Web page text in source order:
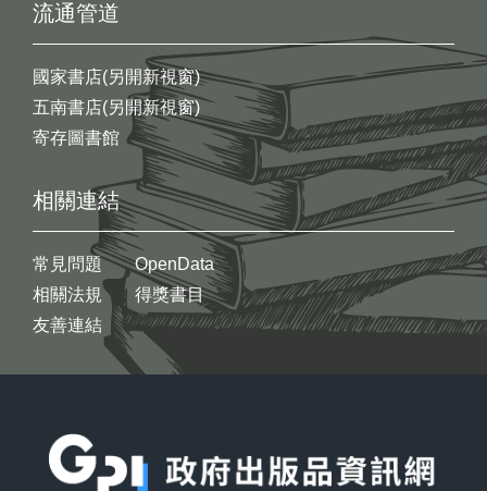
流通管道
國家書店(另開新視窗)
五南書店(另開新視窗)
寄存圖書館
相關連結
常見問題
相關法規
友善連結
OpenData
得獎書目